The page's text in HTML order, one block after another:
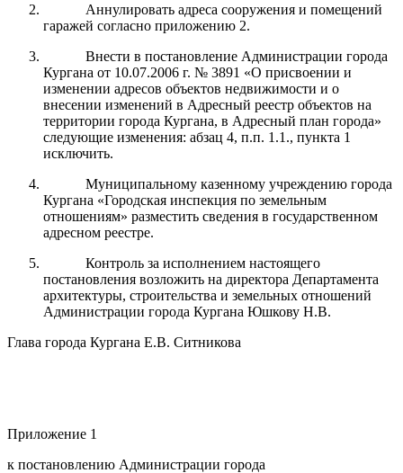
Аннулировать адреса сооружения и помещений
гаражей согласно приложению 2.
Внести в постановление Администрации города
Кургана от 10.07.2006 г. № 3891 «О присвоении и
изменении адресов объектов недвижимости и о
внесении изменений в Адресный реестр объектов на
территории города Кургана, в Адресный план города»
следующие изменения: абзац 4, п.п. 1.1., пункта 1
исключить.
Муниципальному казенному учреждению города
Кургана «Городская инспекция по земельным
отношениям» разместить сведения в государственном
адресном реестре.
Контроль за исполнением настоящего
постановления возложить на директора Департамента
архитектуры, строительства и земельных отношений
Администрации города Кургана Юшкову Н.В.
Глава города Кургана Е.В. Ситникова
Приложение 1
к постановлению Администрации города